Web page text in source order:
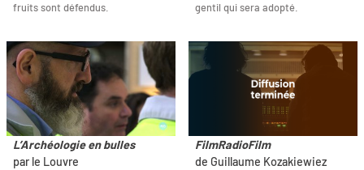
fruits sont défendus.
gentil qui sera adopté.
L’Archéologie en bulles
par le Louvre
FilmRadioFilm
de Guillaume Kozakiewiez